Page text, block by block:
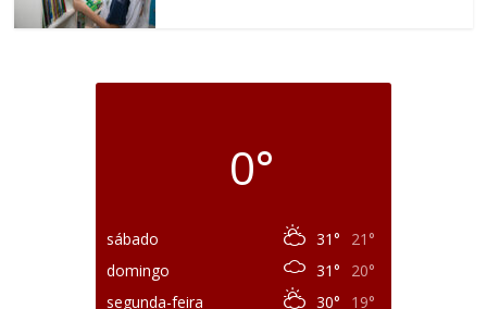
0°
sábado 31°
21°
domingo
31°
20°
segunda-feira
30°
19°